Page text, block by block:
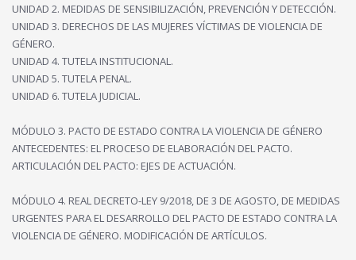
UNIDAD 2. MEDIDAS DE SENSIBILIZACIÓN, PREVENCIÓN Y DETECCIÓN.
UNIDAD 3. DERECHOS DE LAS MUJERES VÍCTIMAS DE VIOLENCIA DE
GÉNERO.
UNIDAD 4. TUTELA INSTITUCIONAL.
UNIDAD 5. TUTELA PENAL.
UNIDAD 6. TUTELA JUDICIAL.
MÓDULO 3. PACTO DE ESTADO CONTRA LA VIOLENCIA DE GÉNERO
ANTECEDENTES: EL PROCESO DE ELABORACIÓN DEL PACTO.
ARTICULACIÓN DEL PACTO: EJES DE ACTUACIÓN.
MÓDULO 4. REAL DECRETO-LEY 9/2018, DE 3 DE AGOSTO, DE MEDIDAS
URGENTES PARA EL DESARROLLO DEL PACTO DE ESTADO CONTRA LA
VIOLENCIA DE GÉNERO. MODIFICACIÓN DE ARTÍCULOS.